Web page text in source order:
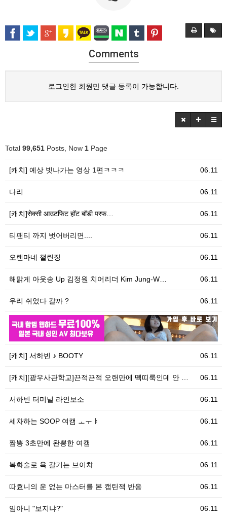
Comments
로그인한 회원만 댓글 등록이 가능합니다.
Total 99,651 Posts, Now 1 Page
06.11
[캐치] 예상 빗나가는 영상 1편ㅋㅋㅋ
06.11
다리
06.11
[캐치]सेक्सी आउटफिट हॉट बॉडी परफ…
06.11
티팬티 까지 벗어버리면....
06.11
오랜마네 챌린징
06.11
해맑게 아웃송 Up 김정원 치어리더 Kim Jung-W…
06.11
우리 쉬었다 갈까 ?
06.11
06.11
[캐치] 서하빈 ♪ BOOTY
06.11
[캐치][광우사관학교]끈적끈적 오랜만에 떽띠룩인데 안 …
06.11
서하빈 터미널 라인보소
06.11
세차하는 SOOP 여캠 ㅗㅜㅑ
06.11
짬뽕 3초만에 완뽕한 여캠
06.11
복화술로 욕 갈기는 브이챠
06.11
따효니의 운 없는 마스터를 본 캡틴잭 반응
06.11
임아니 "보지냐?"